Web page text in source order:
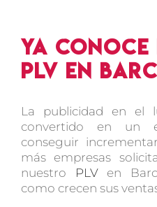
Ya conoce
PLV en
La publicidad en el
convertido en un
conseguir
más empresas
nuestro
PLVen
como crecen sus